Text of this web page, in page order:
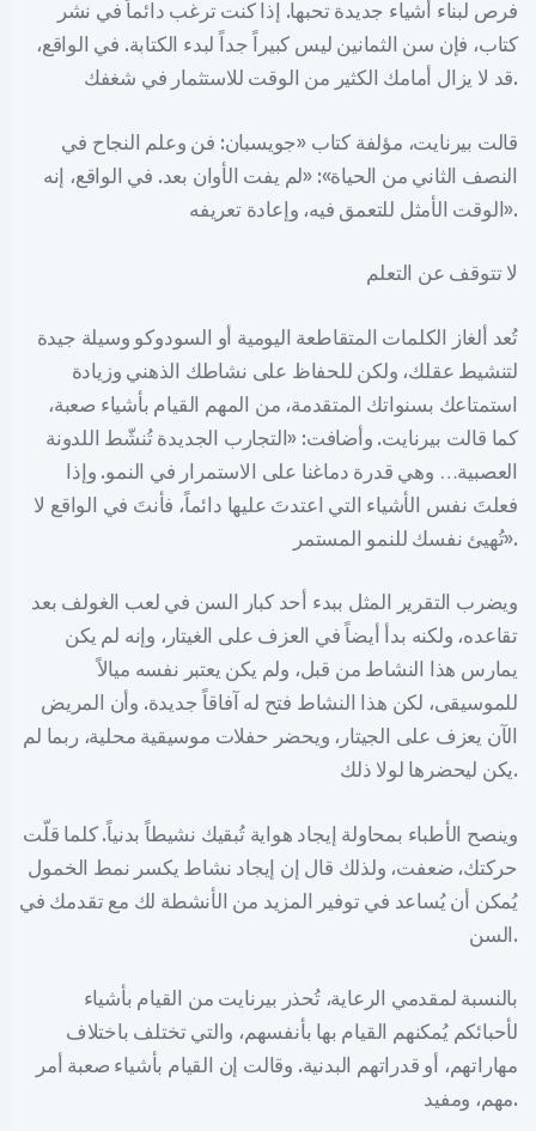
فرص لبناء أشياء جديدة تحبها. إذا كنت ترغب دائماً في نشر
كتاب، فإن سن الثمانين ليس كبيراً جداً لبدء الكتابة. في الواقع،
قد لا يزال أمامك الكثير من الوقت للاستثمار في شغفك.
قالت بيرنايت، مؤلفة كتاب «جويسبان: فن وعلم النجاح في
النصف الثاني من الحياة»: «لم يفت الأوان بعد. في الواقع، إنه
الوقت الأمثل للتعمق فيه، وإعادة تعريفه».
لا تتوقف عن التعلم
تُعد ألغاز الكلمات المتقاطعة اليومية أو السودوكو وسيلة جيدة
لتنشيط عقلك، ولكن للحفاظ على نشاطك الذهني وزيادة
استمتاعك بسنواتك المتقدمة، من المهم القيام بأشياء صعبة،
كما قالت بيرنايت. وأضافت: «التجارب الجديدة تُنشّط اللدونة
العصبية… وهي قدرة دماغنا على الاستمرار في النمو. وإذا
فعلتَ نفس الأشياء التي اعتدتَ عليها دائماً، فأنتَ في الواقع لا
تُهيئ نفسك للنمو المستمر».
ويضرب التقرير المثل ببدء أحد كبار السن في لعب الغولف بعد
تقاعده، ولكنه بدأ أيضاً في العزف على الغيتار، وإنه لم يكن
يمارس هذا النشاط من قبل، ولم يكن يعتبر نفسه ميالاً
للموسيقى، لكن هذا النشاط فتح له آفاقاً جديدة. وأن المريض
الآن يعزف على الجيتار، ويحضر حفلات موسيقية محلية، ربما لم
يكن ليحضرها لولا ذلك.
وينصح الأطباء بمحاولة إيجاد هواية تُبقيك نشيطاً بدنياً. كلما قلّت
حركتك، ضعفت، ولذلك قال إن إيجاد نشاط يكسر نمط الخمول
يُمكن أن يُساعد في توفير المزيد من الأنشطة لك مع تقدمك في
السن.
بالنسبة لمقدمي الرعاية، تُحذر بيرنايت من القيام بأشياء
لأحبائكم يُمكنهم القيام بها بأنفسهم، والتي تختلف باختلاف
مهاراتهم، أو قدراتهم البدنية. وقالت إن القيام بأشياء صعبة أمر
مهم، ومفيد.